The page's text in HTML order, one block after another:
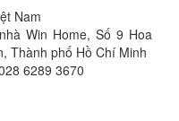
Nam
Win Home, Số 9 Hoa
Thành phố Hồ Chí Minh
6289 3670